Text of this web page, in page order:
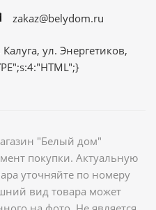
zakaz@belydom.ru
Калуга, ул. Энергетиков,
"Белый дом"
покупки. Актуальную
уточняйте по номеру
вид товара может